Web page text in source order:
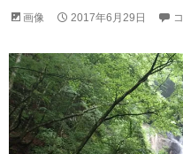
画像 2017年6月29日